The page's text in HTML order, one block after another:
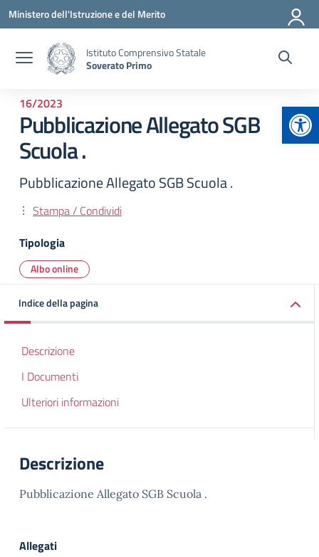
Vai ai contenuti
Vai al menu di navigazione
Vai al footer
Ministero dell'Istruzione e del Merito
Istituto Comprensivo Statale
Soverato Primo
16/2023
Pubblicazione Allegato SGB
Scuola .
Pubblicazione Allegato SGB Scuola .
Stampa / Condividi
Tipologia
Albo online
Indice della pagina
Descrizione
I Documenti
Ulteriori informazioni
Descrizione
Pubblicazione Allegato SGB Scuola .
Allegati